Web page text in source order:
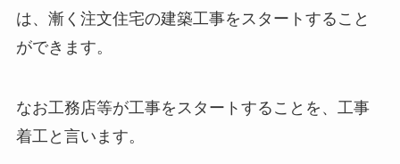
は、漸く注文住宅の建築工事をスタートすること
ができます。
なお工務店等が工事をスタートすることを、工事
着工と言います。